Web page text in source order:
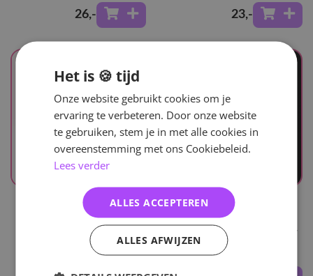
26,- 23,-
UITVERKOCHT
Epex
Youth Chapter 1: Youth
Days
UITVERKOCHT
Epex
Prelude Of Love Chapter
2. Growing Pains
Het is 🍪 tijd
Onze website gebruikt cookies om je
ervaring te verbeteren. Door onze website
te gebruiken, stem je in met alle cookies in
overeenstemming met ons Cookiebeleid.
Lees verder
ALLES ACCEPTEREN
ALLES AFWIJZEN